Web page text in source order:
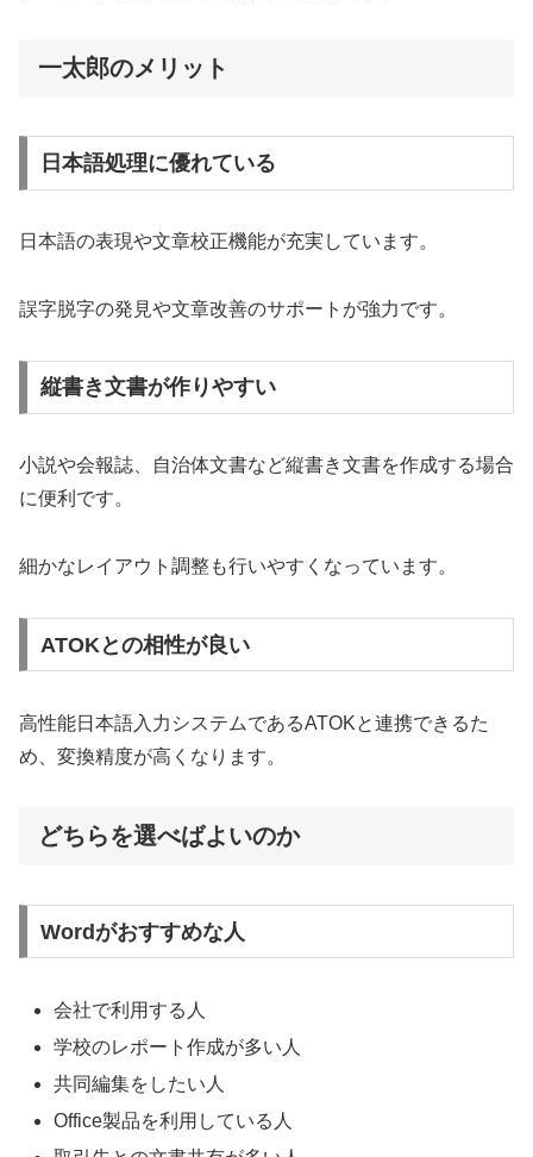
一太郎のメリット
日本語処理に優れている
日本語の表現や文章校正機能が充実しています。
誤字脱字の発見や文章改善のサポートが強力です。
縦書き文書が作りやすい
小説や会報誌、自治体文書など縦書き文書を作成する場合
に便利です。
細かなレイアウト調整も行いやすくなっています。
ATOKとの相性が良い
高性能日本語入力システムであるATOKと連携できるた
め、変換精度が高くなります。
どちらを選べばよいのか
Wordがおすすめな人
会社で利用する人
学校のレポート作成が多い人
共同編集をしたい人
Office製品を利用している人